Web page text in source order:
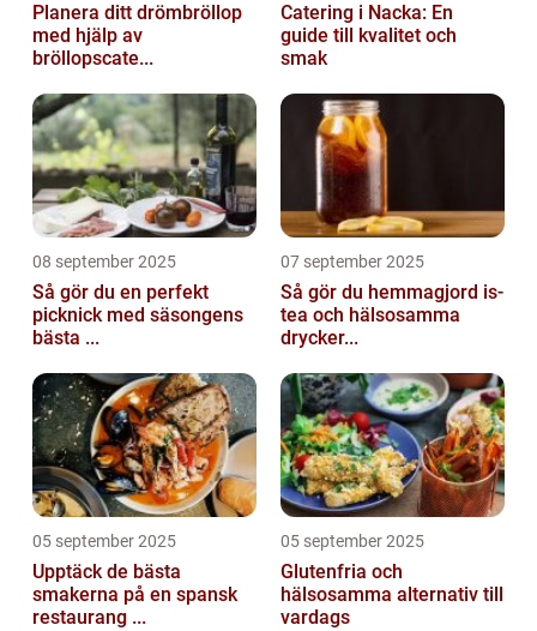
Planera ditt drömbröllop
med hjälp av
bröllopscate...
Catering i Nacka: En
guide till kvalitet och
smak
08 september 2025
Så gör du en perfekt
picknick med säsongens
bästa ...
07 september 2025
Så gör du hemmagjord is-
tea och hälsosamma
drycker...
05 september 2025
Upptäck de bästa
smakerna på en spansk
restaurang ...
05 september 2025
Glutenfria och
hälsosamma alternativ till
vardags